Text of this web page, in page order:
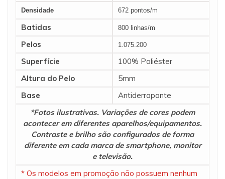
Densidade 672 pontos/m
Batidas 800 linhas/m
Pelos 1.075.200
Superfície
100% Poliéster
Altura do Pelo
5mm
Base
Antiderrapante
*Fotos ilustrativas. Variações de cores podem
acontecer em diferentes aparelhos/equipamentos.
Contraste e brilho são configurados de forma
diferente em cada marca de smartphone, monitor
e televisão.
* Os modelos em promoção não possuem nenhum